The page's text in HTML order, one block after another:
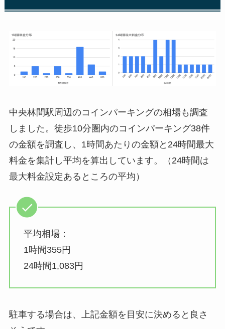
中央林間駅周辺のコインパーキングの相場も調査
しました。徒歩10分圏内のコインパーキング38件
の金額を調査し、1時間あたりの金額と24時間最大
料金を集計し平均を算出しています。（24時間は
最大料金設定あるところの平均）
平均相場：
1時間355円
24時間1,083円
駐車する場合は、上記金額を目安に決めると良さ